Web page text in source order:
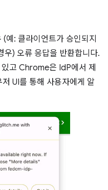
예: 클라이언트가 승인되지
우) 오류 응답을 반환합니다.
고 Chrome은 IdP에서 제
UI를 통해 사용자에게 알